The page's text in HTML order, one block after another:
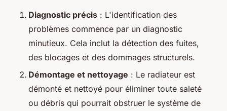
Diagnostic précis : L'identification des
problèmes commence par un diagnostic
minutieux. Cela inclut la détection des fuites,
des blocages et des dommages structurels.
Démontage et nettoyage : Le radiateur est
démonté et nettoyé pour éliminer toute saleté
ou débris qui pourrait obstruer le système de